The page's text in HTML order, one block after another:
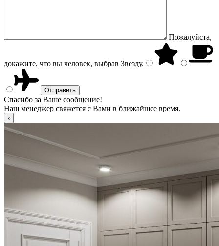
Пожалуйста,
докажите, что вы человек, выбрав Звезду.
Спасибо за Ваше сообщение!
Наш менеджер свяжется с Вами в ближайшее время.